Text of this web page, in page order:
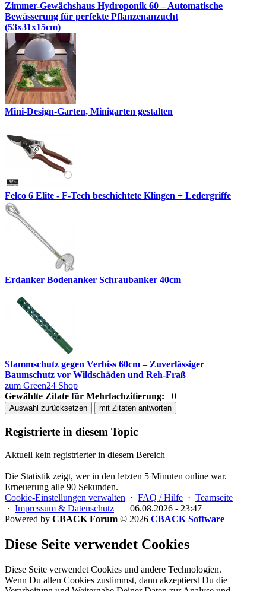
Zimmer-Gewächshaus Hydroponik 60 – Automatische
Bewässerung für perfekte Pflanzenanzucht
(53x31x15cm)
Mini-Design-Garten, Minigarten gestalten
Felco 6 Elite - F-Tech beschichtete Klingen + Ledergriffe
Erdanker Bodenanker Schraubanker 40cm
Stammschutz gegen Verbiss 60cm – Zuverlässiger
Baumschutz vor Wildschäden und Reh-Fraß
zum Green24 Shop
Gewählte Zitate für Mehrfachzitierung:
0
Auswahl zurücksetzen mit Zitaten antworten
Registrierte in diesem Topic
Aktuell kein registrierter in diesem Bereich
Die Statistik zeigt, wer in den letzten 5 Minuten online war.
Erneuerung alle 90 Sekunden.
Cookie-Einstellungen verwalten · FAQ / Hilfe · Teamseite
· Impressum & Datenschutz |
06.08.2026 - 23:47
Powered by CBACK Forum © 2026 CBACK Software
Diese Seite verwendet Cookies
Diese Seite verwendet Cookies und andere Technologien.
Wenn Du allen Cookies zustimmst, dann akzeptierst Du die